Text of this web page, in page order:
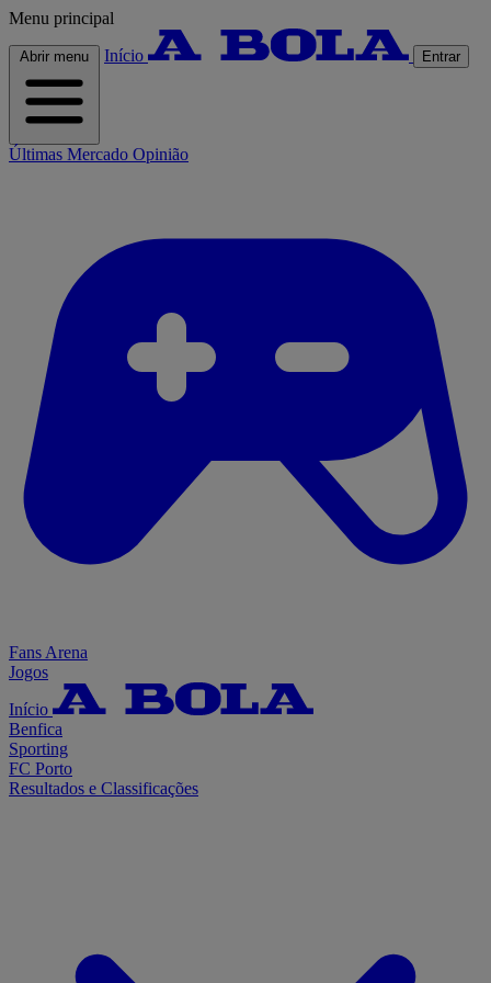
Menu principal
Abrir menu Início Entrar
Últimas Mercado Opinião
Fans Arena
Jogos
Início
Benfica
Sporting
FC Porto
Resultados e Classificações